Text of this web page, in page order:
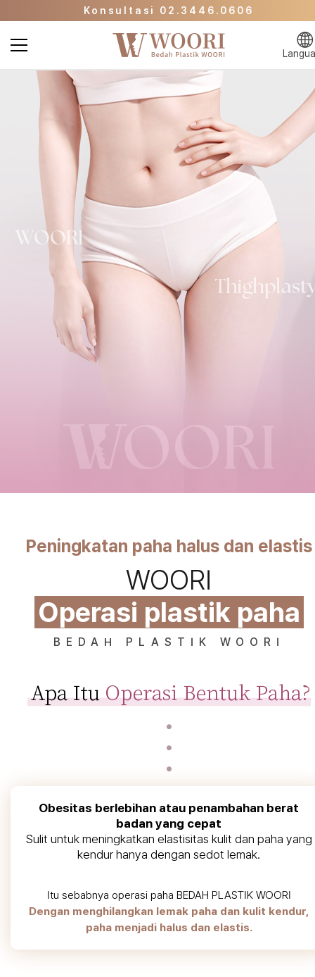
Konsultasi 02.3446.0606
Halaman Promo
Klinik Kecantikan WOORI Langsung ke
Utama
Konsultasi 02.3446.0606
Halaman Promo
Peningkatan paha halus dan elastis
WOORI
Operasi plastik paha
BEDAH PLASTIK WOORI
Obesitas berlebihan atau penambahan berat
badan yang cepat
Sulit untuk meningkatkan elastisitas kulit dan paha yang
kendur hanya dengan sedot lemak.
Itu sebabnya operasi paha BEDAH PLASTIK WOORI
Dengan menghilangkan lemak paha dan kulit kendur,
paha menjadi halus dan elastis.